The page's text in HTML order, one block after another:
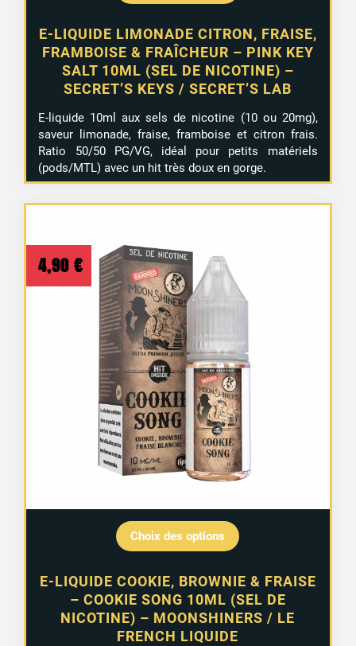
E-LIQUIDE LIMONADE CITRON, FRAISE,
FRAMBOISE & FRAÎCHEUR – PINK KEY
SALT 10ML (SEL DE NICOTINE) –
SECRET’S KEYS / SECRET’S LAB
E-liquide 10ml aux sels de nicotine (10 ou 20mg),
saveur limonade, fraise, framboise et citron frais.
Ratio 50/50 PG/VG, idéal pour petits matériels
(pods/MTL) avec un hit très doux en gorge.
Choix des options
E-LIQUIDE COOKIE, BROWNIE & FRAISE
– COOKIE SONG 10ML (SEL DE
NICOTINE) – MOONSHINERS / LE
FRENCH LIQUIDE
4,90 €